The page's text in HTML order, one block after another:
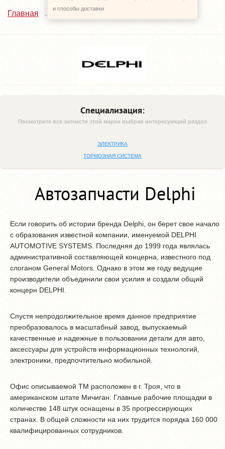
и способы доставки
Главная Наши поставщики
Специализация:
Посмотрите все запчасти этой марки выбрав интересующий раздел
ЭЛЕКТРИКА
ТОРМОЗНАЯ СИСТЕМА
Автозапчасти Delphi
Если говорить об истории бренда Delphi, он берет свое начало
с образования известной компании, именуемой DELPHI
AUTOMOTIVE SYSTEMS. Последняя до 1999 года являлась
административной составляющей концерна, известного под
слоганом General Motors. Однако в этом же году ведущие
производители объединили свои усилия и создали общий
концерн DELPHI.
Спустя непродолжительное время данное предприятие
преобразовалось в масштабный завод, выпускаемый
качественные и надежные в пользовании детали для авто,
аксессуары для устройств информационных технологий,
электроники, предпочтительно мобильной.
Офис описываемой ТМ расположен в г. Троя, что в
американском штате Мичиган. Главные рабочие площадки в
количестве 148 штук оснащены в 35 прогрессирующих
странах. В общей сложности на них трудится порядка 160 000
квалифицированных сотрудников.